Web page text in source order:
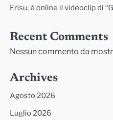
Erisu: è online il videoclip di
Recent Comments
Nessun commento da
Archives
Agosto 2026
Luglio 2026